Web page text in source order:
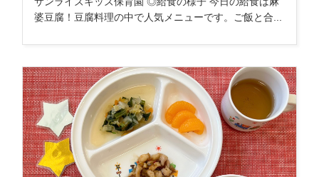
婆豆腐！豆腐料理の中で人気メニューです。ご飯と合...